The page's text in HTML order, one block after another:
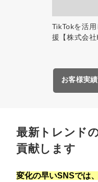
TikTokを活
援【株式会社
お客様実
最新トレンド
貢献します
変化の早いSNSでは